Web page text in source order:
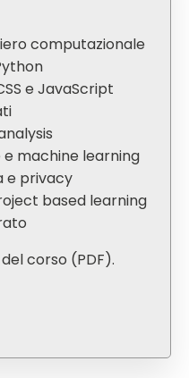
computazionale
e JavaScript
machine learning
e privacy
based learning
corso (PDF).